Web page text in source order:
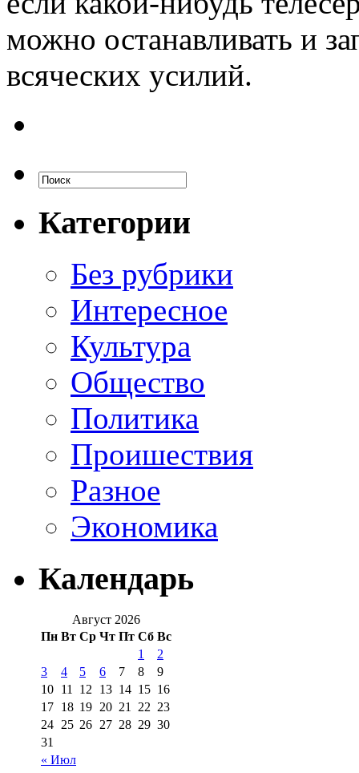
можно останавливать и
всяческих усилий.
Категории
Без рубрики
Интересное
Культура
Общество
Политика
Проишествия
Разное
Экономика
Календарь
Август 2026
Пн Вт Ср Чт Пт Сб Вс
« Июл
1
2
3
4 5 6 7 8
9
10 11 12 13 14 15 16
17 18 19 20 21 22 23
24 25 26 27 28 29 30
31